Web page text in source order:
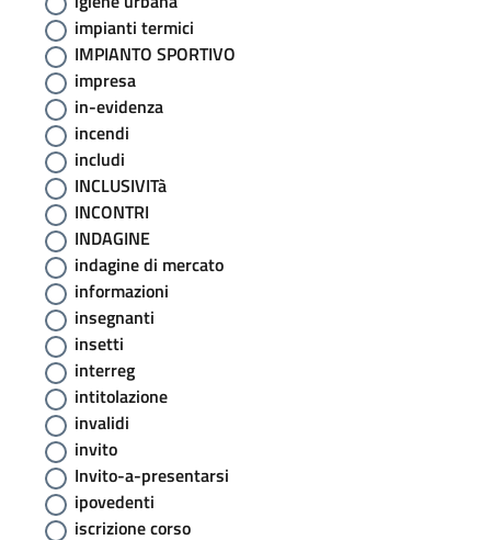
impianti termici
IMPIANTO SPORTIVO
impresa
in-evidenza
incendi
includi
INCLUSIVITà
INCONTRI
INDAGINE
indagine di mercato
informazioni
insegnanti
insetti
interreg
intitolazione
invalidi
invito
Invito-a-presentarsi
ipovedenti
iscrizione corso